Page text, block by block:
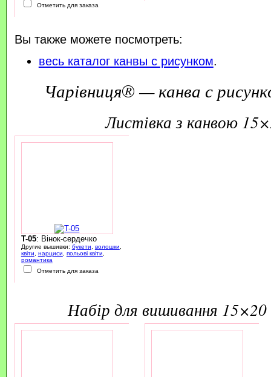
Отметить для заказа
Вы также можете посмотреть:
весь каталог канвы с рисунком.
Чарівниця® — канва с
листівка з канвою
T-05: Вінок-сердечко
Другие вышивки: букети волошки
квіти
нарциси польові квіти
романтика
Отметить для заказа
набір для вишивання 15×20